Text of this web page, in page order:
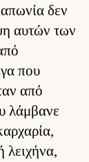
δεν
αυ­τών των
που
από
λάμ­βανε
λει­χήνα,